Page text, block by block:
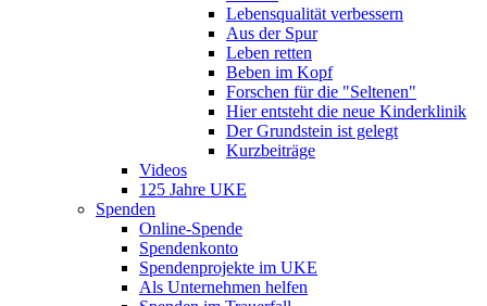
Lebensqualität verbessern
Aus der Spur
Leben retten
Beben im Kopf
Forschen für die "Seltenen"
Hier entsteht die neue Kinderklinik
Der Grundstein ist gelegt
Kurzbeiträge
Videos
125 Jahre UKE
Spenden
Online-Spende
Spendenkonto
Spendenprojekte im UKE
Als Unternehmen helfen